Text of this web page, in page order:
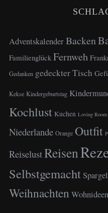
AdventskalenderBacken
Familienglück Fernweh
Gedanken gedeckter Tisch
Kekse Kindergeburtstag
Kochlust Kuchen Loving Room
Niederlande Orange Outfit
ReiselustReisen
SelbstgemachtSpargel
Weihnachten Wohnideen